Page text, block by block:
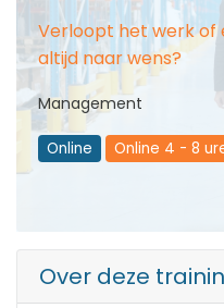
Verloopt het werk of
altijd naar wens?
Management
Online Online 4 - 8
Over deze